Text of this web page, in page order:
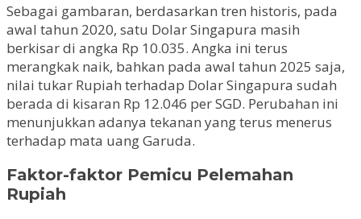
Sebagai gambaran, berdasarkan tren historis, pada
awal tahun 2020, satu Dolar Singapura masih
berkisar di angka Rp 10.035. Angka ini terus
merangkak naik, bahkan pada awal tahun 2025 saja,
nilai tukar Rupiah terhadap Dolar Singapura sudah
berada di kisaran Rp 12.046 per SGD. Perubahan ini
menunjukkan adanya tekanan yang terus menerus
terhadap mata uang Garuda.
Faktor-faktor Pemicu Pelemahan
Rupiah